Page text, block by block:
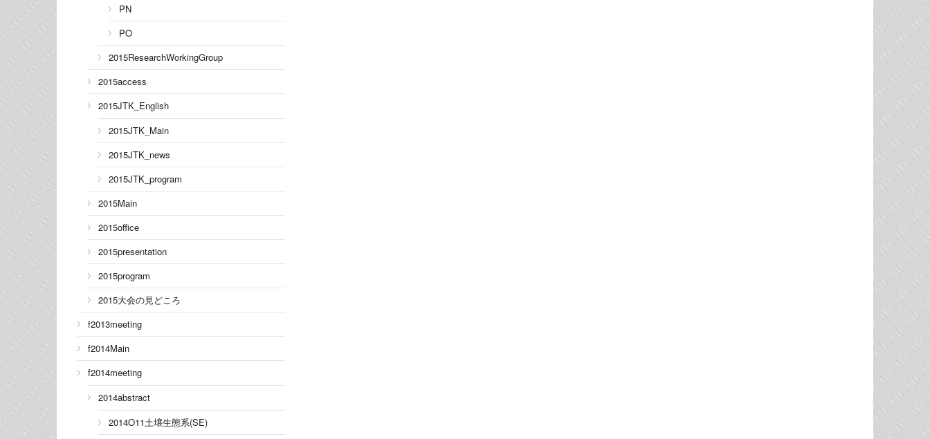
PN
PO
2015ResearchWorkingGroup
2015access
2015JTK_English
2015JTK_Main
2015JTK_news
2015JTK_program
2015Main
2015office
2015presentation
2015program
2015大会の見どころ
f2013meeting
f2014Main
f2014meeting
2014abstract
2014O11土壌生態系(SE)